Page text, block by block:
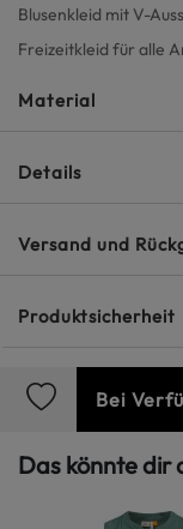
Blusenkleid mit V-
Freizeitkleid für alle
Material
Details
Versand und
Produktsicherheit
Bei
Das könnte dir